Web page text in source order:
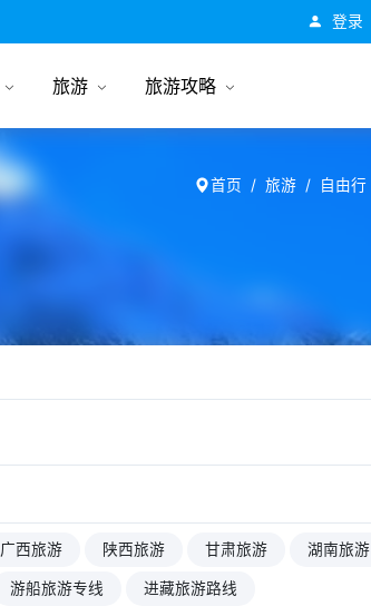
登录
旅游 旅游攻略
首页 旅游 自由行
广西旅游 陕西旅游 甘肃旅游 湖南旅游
游船旅游专线 进藏旅游路线